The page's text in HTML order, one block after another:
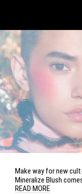
Make way for new
Mineralize Blush
shades, from mauves
READ MORE